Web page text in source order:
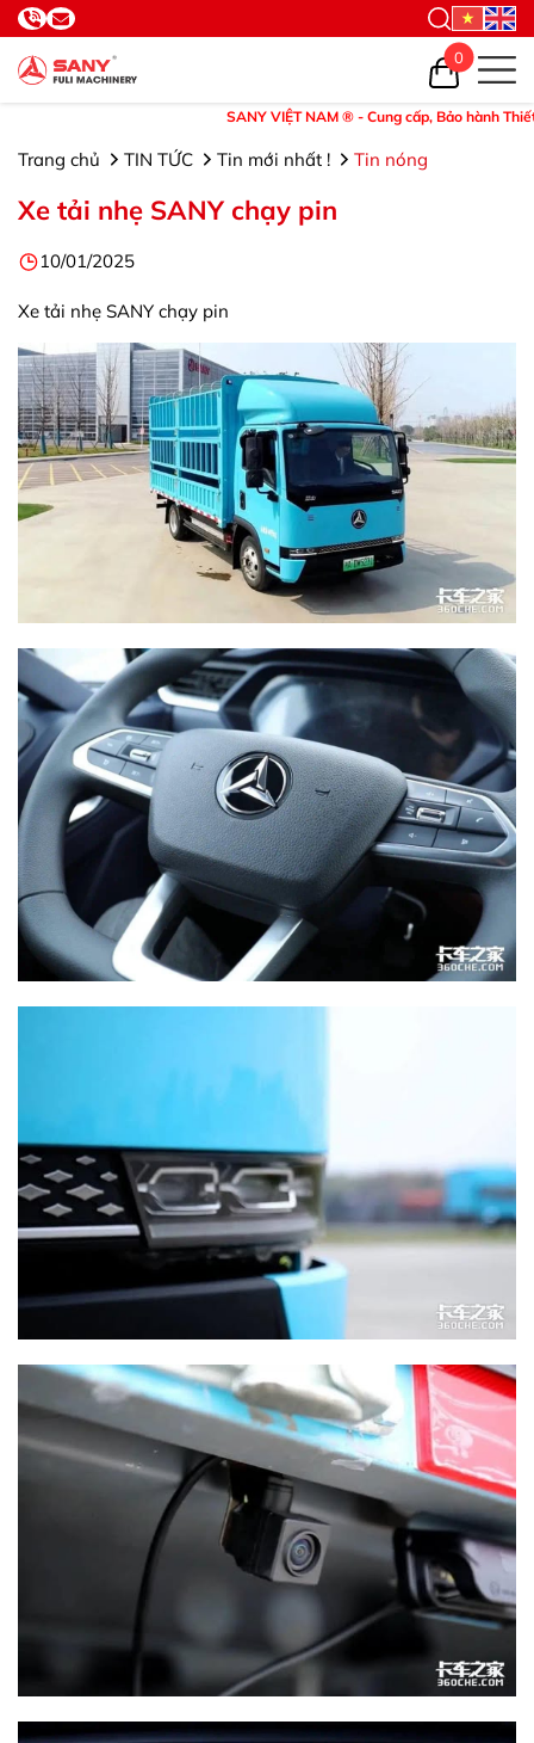
SANY VIỆT NAM ® - Cung cấp, Bảo hành Thiết bị
0
Trang chủ TIN TỨC Tin mới nhất ! Tin nóng
Xe tải nhẹ SANY chạy pin
10/01/2025
Xe tải nhẹ SANY chạy pin